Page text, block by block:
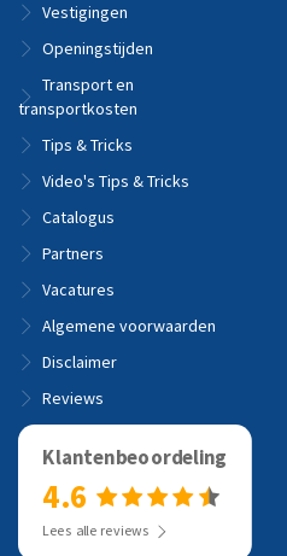
Vestigingen
Openingstijden
Transport en
transportkosten
Tips & Tricks
Video's Tips & Tricks
Catalogus
Partners
Vacatures
Algemene voorwaarden
Disclaimer
Reviews
Klantenbeoordeling
4.6
Lees alle reviews